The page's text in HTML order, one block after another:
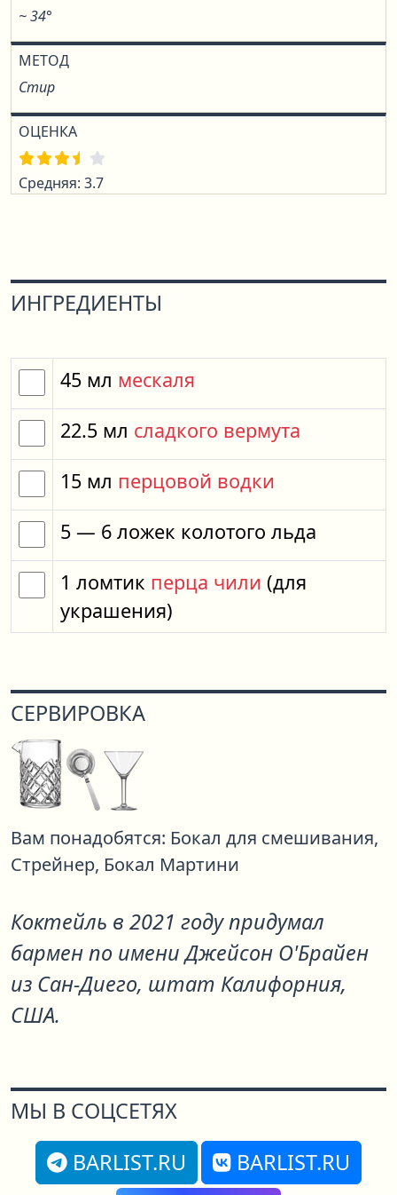
~ 34°
МЕТОД
Стир
ОЦЕНКА
Средняя: 3.7
ИНГРЕДИЕНТЫ
45 мл мескаля
22.5 мл сладкого вермута
15 мл перцовой водки
5 — 6 ложек колотого льда
1 ломтик перца чили (для
украшения)
СЕРВИРОВКА
Вам понадобятся: Бокал для смешивания,
Стрейнер, Бокал Мартини
Коктейль в 2021 году придумал
бармен по имени Джейсон О'Брайен
из Сан-Диего, штат Калифорния,
США.
МЫ В СОЦСЕТЯХ
BARLIST.RU
BARLIST.RU